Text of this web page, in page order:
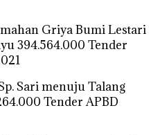
Griya Bumi Lestari
394.564.000 Tender
Sari menuju Talang
Tender APBD